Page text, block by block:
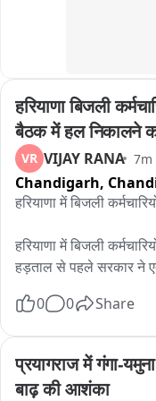
हरियाणा बिजली
बैठक में हल निकालने
VR VIJAY RANA 7m
Chandigarh,
हरियाणा में बिजली
हरियाणा में बिजली
हड़ताल से पहले सरकार ने
हरियाणा विद्युत प्रसारण
सरकार और कर्मचारी
सचिवालय में बैठक होगी
बैठक की अध्यक्षता
0 0 Share
प्रयागराज में गंगा-
बाढ़ की आशंका